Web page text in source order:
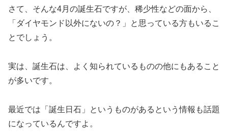
さて、そんな4月の誕生石ですが、稀少性などの面から、
「ダイヤモンド以外にないの？」と思っている方もいるこ
とでしょう。
実は、誕生石は、よく知られているものの他にもあること
が多いです。
最近では「誕生日石」というものがあるという情報も話題
になっているんですよ。